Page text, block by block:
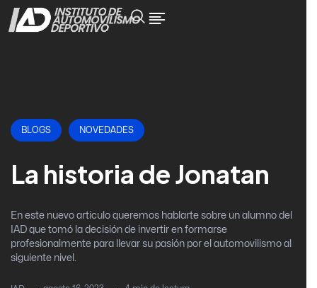
BLOGS NOVEDADES
La historia de Jonatan
En este nuevo artículo queremos hablarte sobre un alumno del
IAD que tomó la decisión de invertir en formarse
profesionalmente para llevar su pasión por el automovilismo al
siguiente nivel.